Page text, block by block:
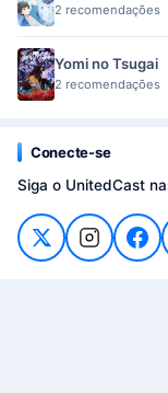
2 recomendações
Yomi no Tsugai
2 recomendações
Conecte-se
Siga o UnitedCast